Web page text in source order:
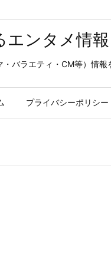
エンタメ情報
バラエティ・CM等）情報
プライバシーポリシー